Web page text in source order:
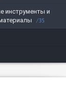
инструменты и
35